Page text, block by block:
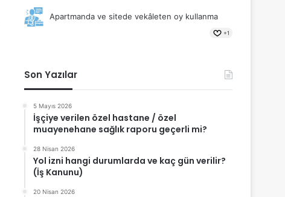
Apartmanda ve sitede vekâleten oy kullanma
+1
Son Yazılar
5 Mayıs 2026
İşçiye verilen özel hastane / özel
muayenehane sağlık raporu geçerli mi?
28 Nisan 2026
Yol izni hangi durumlarda ve kaç gün verilir?
(İş Kanunu)
20 Nisan 2026